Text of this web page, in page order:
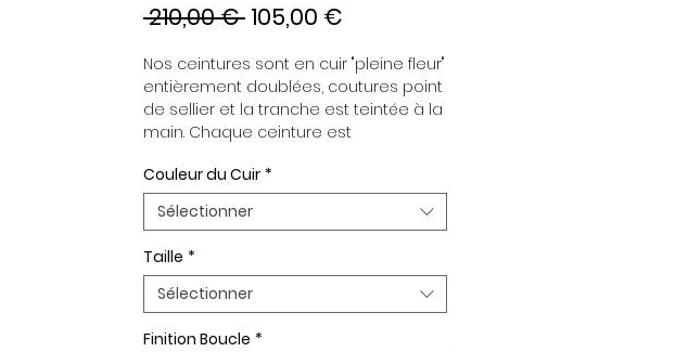
210,00 € Prix
105,00 €
Nos ceintures sont en cuir "pleine fleur"
entièrement doublées, coutures point
de sellier et la tranche est teintée à la
main. Chaque ceinture est
permettre d’associer vos ensembles
en fonction de vos envies. Toutes nos
ceintures sont en largeur 32mm.
Boucle plaquée Or ou Palladium,
Parement de boucle Plaqué Or ou
Palladium.
Couleur du Cuir *
Sélectionner
Taille *
Sélectionner
Finition Boucle *